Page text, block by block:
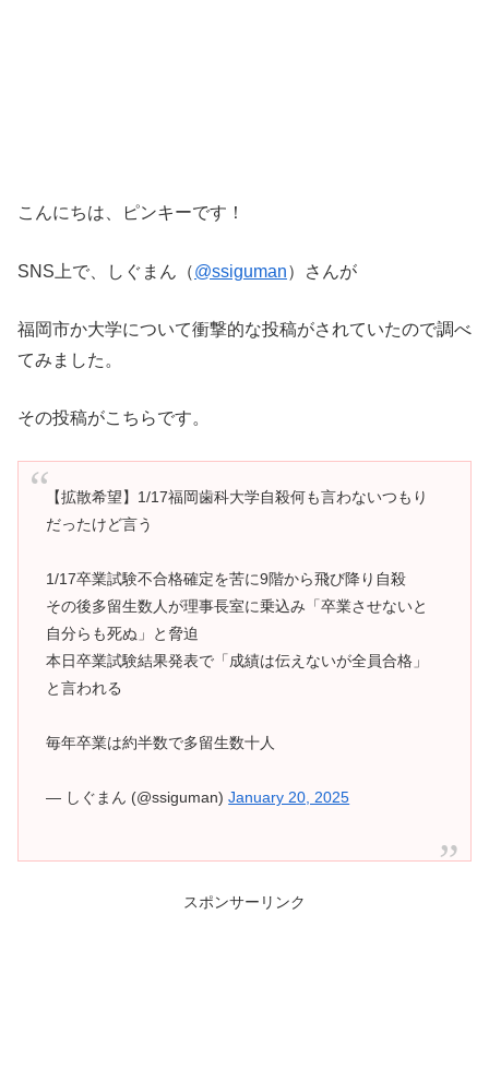
こんにちは、ピンキーです！
SNS上で、しぐまん（@ssiguman）さんが
福岡市か大学について衝撃的な投稿がされていたので調べ
てみました。
その投稿がこちらです。
【拡散希望】1/17福岡歯科大学自殺何も言わないつもり
だったけど言う
1/17卒業試験不合格確定を苦に9階から飛び降り自殺
その後多留生数人が理事長室に乗込み「卒業させないと
自分らも死ぬ」と脅迫
本日卒業試験結果発表で「成績は伝えないが全員合格」
と言われる
毎年卒業は約半数で多留生数十人
— しぐまん (@ssiguman)January 20, 2025
スポンサーリンク